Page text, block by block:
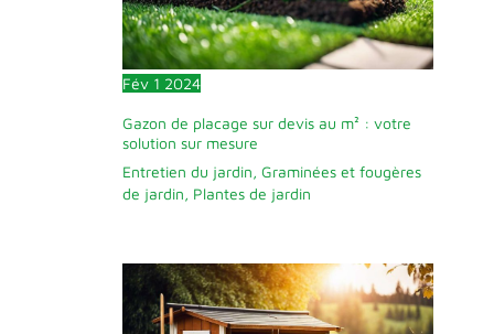
Fév 1 2024
Gazon de placage sur devis au m² : votre
solution sur mesure
Entretien du jardin, Graminées et fougères
de jardin, Plantes de jardin